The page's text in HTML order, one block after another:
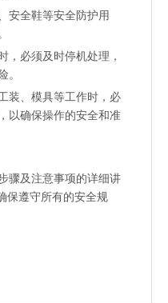
安全鞋等安全防护用
，必须及时停机处理，
。
装、模具等工作时，必
以确保操作的安全和准
骤及注意事项的详细讲
保遵守所有的安全规